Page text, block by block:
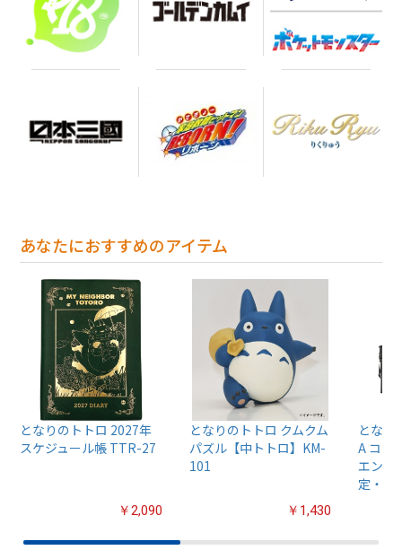
あなたにおすすめのアイテム
となりのトトロ 2027年
スケジュール帳 TTR-27
￥2,090
となりのトトロ クムクム
パズル【中トトロ】KM-
101
￥1,430
となり
A コラ
エンス
定・